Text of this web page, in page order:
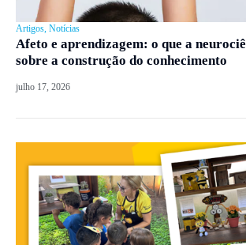
Artigos, Notícias
Afeto e aprendizagem: o que a
sobre a construção do conhecimento
julho 17, 2026